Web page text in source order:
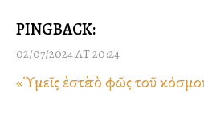
PINGBACK:
02/07/2024 AT 20:24
«Ὑμεῖς ἐστὲ τὸ φῶς τοῦ